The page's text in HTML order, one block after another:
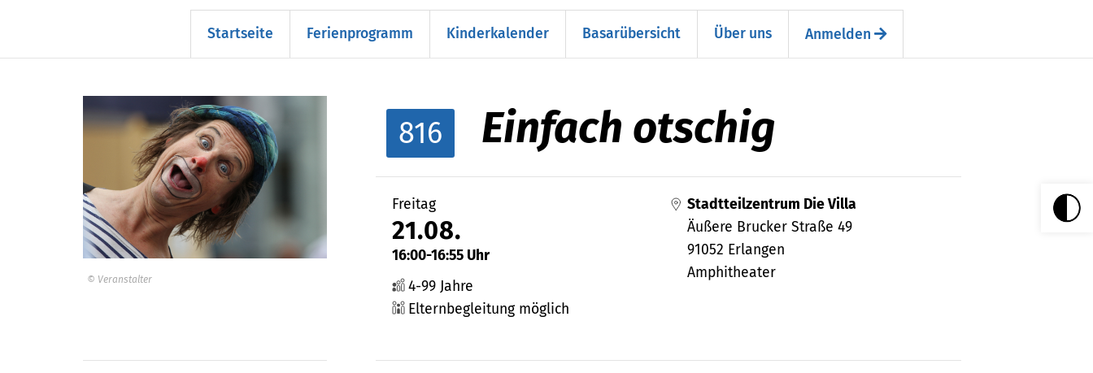
Startseite Ferienprogramm Kinderkalender Basarübersicht Über uns Anmelden
© Veranstalter
816 Einfach otschig
Freitag
21.08.
16:00-16:55 Uhr
4-99 Jahre
Elternbegleitung möglich
Stadtteilzentrum Die Villa
Äußere Brucker Straße 49
91052 Erlangen
Amphitheater